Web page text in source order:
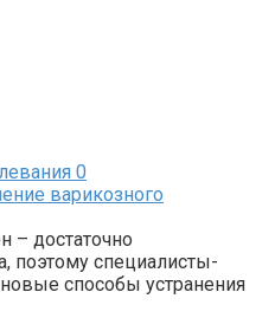
0
варикозного
– достаточно
поэтому специалисты-
способы устранения